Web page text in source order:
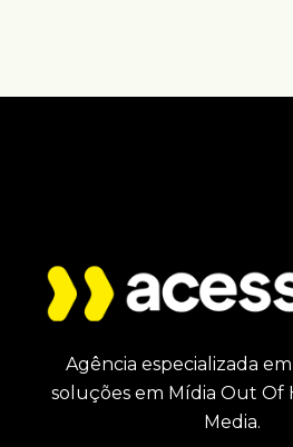
Agência especializada
soluções em Mídia Out Of
Media.